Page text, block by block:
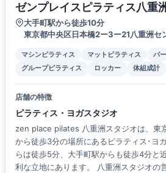
ゼンプレイスピラティス八重
大手町駅から徒歩10分
東京都中央区日本橋2ー3ー21八重洲セ
マシンピラティス マットピラティス
パ
グループピラティス
ロッカー 体組成計
店舗の特徴
ピラティス・ヨガスタジオ
zen place pilates 八重洲スタジオは、東
から徒歩3分の場所にあるピラティス･ヨ
らは徒歩5分、大手町駅からも徒歩4分と
利な立地にあります。 八重洲スタジオの